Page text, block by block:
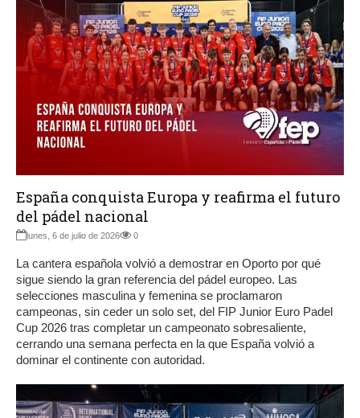
España conquista Europa y reafirma el futuro
del pádel nacional
lunes, 6 de julio de 2026 0
La cantera española volvió a demostrar en Oporto por qué
sigue siendo la gran referencia del pádel europeo. Las
selecciones masculina y femenina se proclamaron
campeonas, sin ceder un solo set, del FIP Junior Euro Padel
Cup 2026 tras completar un campeonato sobresaliente,
cerrando una semana perfecta en la que España volvió a
dominar el continente con autoridad.